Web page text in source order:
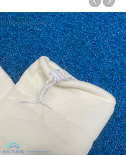
Máy móc phụ kiện khác
Thuốc cho cá cảnh
Xử lý nước
Trang trí bể cá